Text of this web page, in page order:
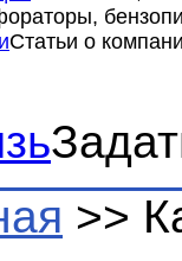
Статьи о
>>